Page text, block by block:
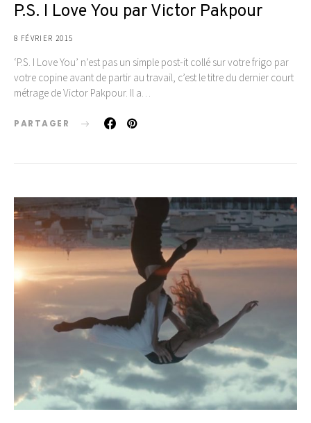
P.S. I Love You par Victor Pakpour
8 FÉVRIER 2015
‘P.S. I Love You’ n’est pas un simple post-it collé sur votre frigo par
votre copine avant de partir au travail, c’est le titre du dernier court
métrage de Victor Pakpour. Il a…
PARTAGER